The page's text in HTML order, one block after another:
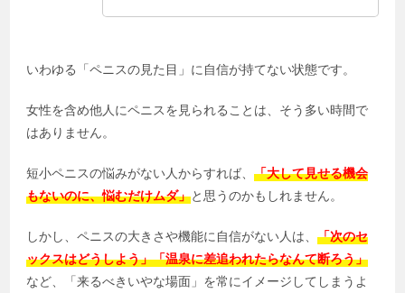
いわゆる「ペニスの見た目」に自信が持てない状態です。
女性を含め他人にペニスを見られることは、そう多い時間で
はありません。
短小ペニスの悩みがない人からすれば、「大して見せる機会
もないのに、悩むだけムダ」と思うのかもしれません。
しかし、ペニスの大きさや機能に自信がない人は、「次のセ
ックスはどうしよう」「温泉に差追われたらなんて断ろう」
など、「来るべきいやな場面」を常にイメージしてしまうよ